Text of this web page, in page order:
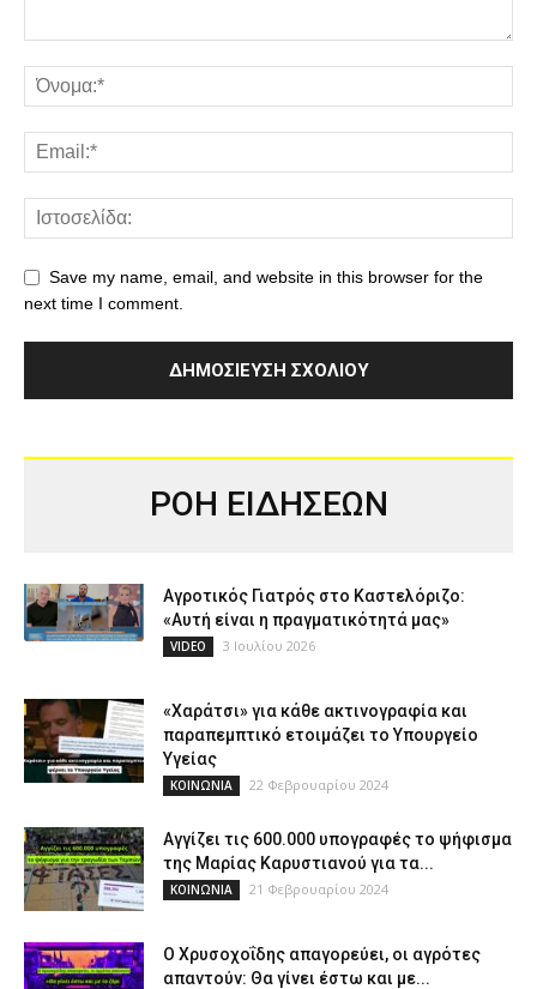
Save my name, email, and website in this browser for the
next time I comment.
ΡΟΗ ΕΙΔΗΣΕΩΝ
Αγροτικός Γιατρός στο Καστελόριζο:
«Αυτή είναι η πραγματικότητά μας»
VIDEO 3 Ιουλίου 2026
«Χαράτσι» για κάθε ακτινογραφία και
παραπεμπτικό ετοιμάζει το Υπουργείο
Υγείας
ΚΟΙΝΩΝΙΑ 22 Φεβρουαρίου 2024
Αγγίζει τις 600.000 υπογραφές το ψήφισμα
της Μαρίας Καρυστιανού για τα...
ΚΟΙΝΩΝΙΑ 21 Φεβρουαρίου 2024
Ο Χρυσοχοΐδης απαγορεύει, οι αγρότες
απαντούν: Θα γίνει έστω και με...